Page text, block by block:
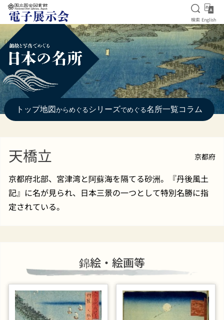
本文へ移動
検索を
検索 English
トップ地図 からめぐる シリーズでめぐる名所一覧コラム
天橋立 京都府
京都府北部、宮津湾と阿蘇海を隔てる砂洲。『丹後風土
記』に名が見られ、日本三景の一つとして特別名勝に指
定されている。
錦絵・絵画等